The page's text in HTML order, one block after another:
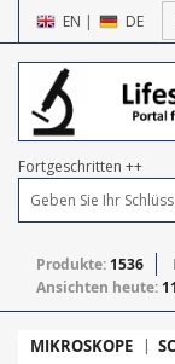
EN | DE
Fortgeschritten ++
Produkte: 1536
Ansichten heute:
MIKROSKOPE